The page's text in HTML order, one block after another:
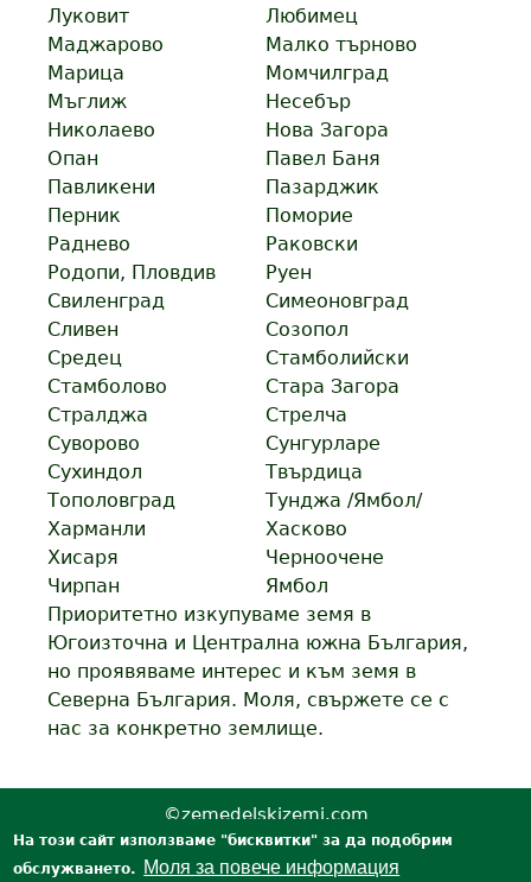
Луковит
Любимец
Маджарово
Малко търново
Марица
Момчилград
Мъглиж
Несебър
Николаево
Нова Загора
Опан
Павел Баня
Павликени
Пазарджик
Перник
Поморие
Раднево
Раковски
Родопи, Пловдив
Руен
Свиленград
Симеоновград
Сливен
Созопол
Средец
Стамболийски
Стамболово
Стара Загора
Стралджа
Стрелча
Суворово
Сунгурларе
Сухиндол
Твърдица
Тополовград
Тунджа /Ямбол/
Харманли
Хасково
Хисаря
Черноочене
Чирпан
Ямбол
Приоритетно изкупуваме земя в
Югоизточна и Централна южна България,
но проявяваме интерес и към земя в
Северна България. Моля, свържете се с
нас за конкретно землище.
©zemedelskizemi.com
Карта на сайта
Връзки
На този сайт използваме "бисквитки" за да подобрим
обслужването.
Моля за повече информация